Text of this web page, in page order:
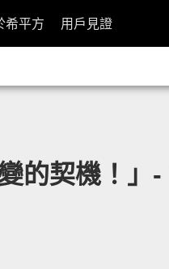
希平方 用戶見證
的契機！